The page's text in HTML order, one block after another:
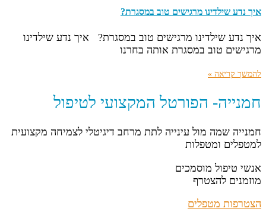
איך נדע שילדינו מרגישים טוב במסגרת?
איך נדע שילדינו מרגישים טוב במסגרת? איך נדע שילדינו
מרגישים טוב במסגרת אותה בחרנו
להמשך קריאה »
חמנייה- הפורטל המקצועי לטיפול
חמנייה שמה מול עינייה לתת מרחב דיגיטלי לצמיחה מקצועית
למטפלים ומטפלות
אנשי טיפול מוסמכים
מוזמנים להצטרף
הצטרפות מטפלים